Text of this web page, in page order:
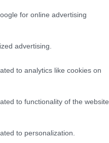
for online advertising
advertising.
to analytics like cookies on
to functionality of the website
to personalization.
στα Χανιά -
του στη
δυνάμεις της
4χρονο.
σχόλια θα